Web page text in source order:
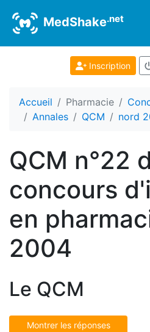
MedShake.net
Inscription
Accueil Pharmacie
Annales
QCM nord
QCM n°22
concours
en
2004
Le QCM
Montrer les réponses